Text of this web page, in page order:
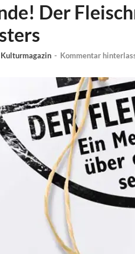
Der
- Kommentar